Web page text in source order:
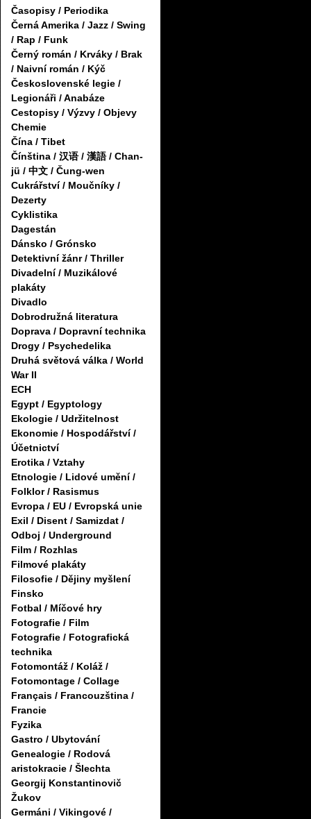
Časopisy / Periodika
Černá Amerika / Jazz / Swing
/ Rap / Funk
Černý román / Krváky / Brak
/ Naivní román / Kýč
Československé legie /
Legionáři / Anabáze
Cestopisy / Výzvy / Objevy
Chemie
Čína / Tibet
Čínština / 汉语 / 漢語 / Chan-
jü / 中文 / Čung-wen
Cukrářství / Moučníky /
Dezerty
Cyklistika
Dagestán
Dánsko / Grónsko
Detektivní žánr / Thriller
Divadelní / Muzikálové
plakáty
Divadlo
Dobrodružná literatura
Doprava / Dopravní technika
Drogy / Psychedelika
Druhá světová válka / World
War II
ECH
Egypt / Egyptology
Ekologie / Udržitelnost
Ekonomie / Hospodářství /
Účetnictví
Erotika / Vztahy
Etnologie / Lidové umění /
Folklor / Rasismus
Evropa / EU / Evropská unie
Exil / Disent / Samizdat /
Odboj / Underground
Film / Rozhlas
Filmové plakáty
Filosofie / Dějiny myšlení
Finsko
Fotbal / Míčové hry
Fotografie / Film
Fotografie / Fotografická
technika
Fotomontáž / Koláž /
Fotomontage / Collage
Français / Francouzština /
Francie
Fyzika
Gastro / Ubytování
Genealogie / Rodová
aristokracie / Šlechta
Georgij Konstantinovič
Žukov
Germáni / Vikingové /